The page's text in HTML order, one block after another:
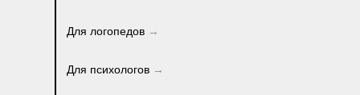
Для логопедов →
Для психологов →